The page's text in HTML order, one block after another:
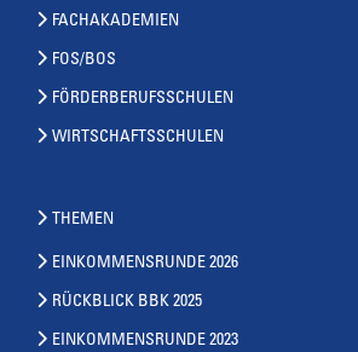
FACHAKADEMIEN
FOS/BOS
FÖRDERBERUFSSCHULEN
WIRTSCHAFTSSCHULEN
THEMEN
EINKOMMENSRUNDE 2026
RÜCKBLICK BBK 2025
EINKOMMENSRUNDE 2023